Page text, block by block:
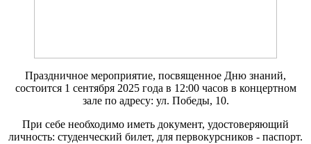
Праздничное мероприятие, посвященное Дню знаний,
состоится 1 сентября 2025 года в 12:00 часов в концертном
зале по адресу: ул. Победы, 10.
При себе необходимо иметь документ, удостоверяющий
личность: студенческий билет, для первокурсников - паспорт.